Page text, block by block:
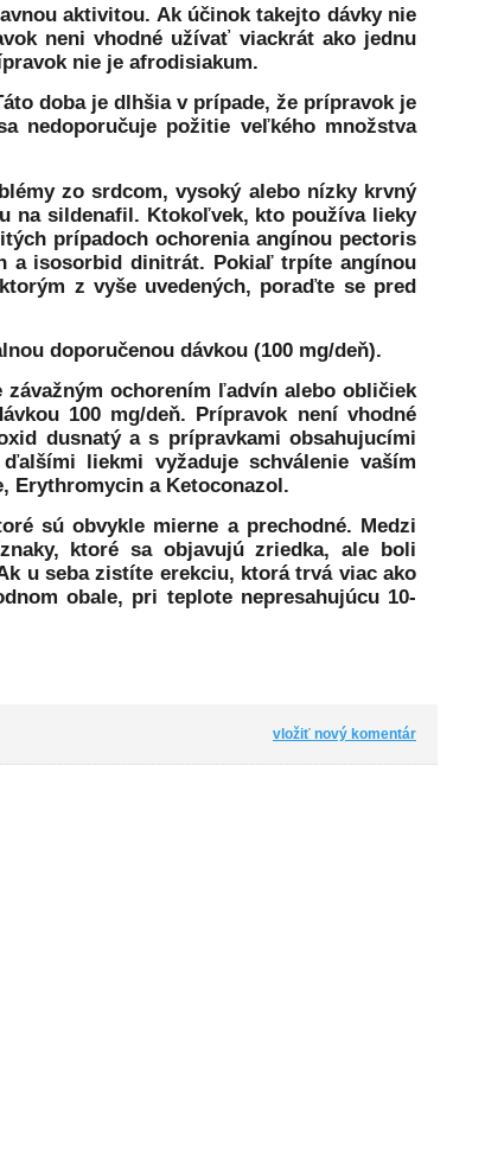
aktivitou. Ak účinok takejto dávky nie
neni vhodné užívať viackrát ako jednu
nie je afrodisiakum.
doba je dlhšia v prípade, že prípravok je
nedoporučuje požitie veľkého množstva
zo srdcom, vysoký alebo nízky krvný
na sildenafil. Ktokoľvek, kto používa lieky
prípadoch ochorenia angínou pectoris
a isosorbid dinitrát. Pokiaľ trpíte angínou
z vyše uvedených, poraďte se pred
doporučenou dávkou (100 mg/deň).
závažným ochorením ľadvín alebo obličiek
100 mg/deň. Prípravok není vhodné
dusnatý a s prípravkami obsahujucími
liekmi vyžaduje schválenie vaším
Erythromycin a Ketoconazol.
sú obvykle mierne a prechodné. Medzi
ktoré sa objavujú zriedka, ale boli
u seba zistíte erekciu, ktorá trvá viac ako
obale, pri teplote nepresahujúcu 10-
vložiť nový komentár